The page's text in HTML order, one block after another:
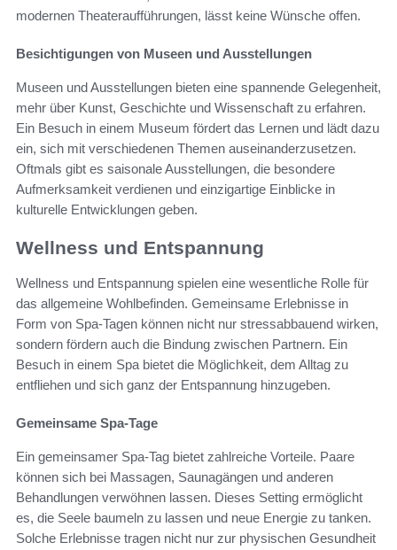
modernen Theateraufführungen, lässt keine Wünsche offen.
Besichtigungen von Museen und Ausstellungen
Museen und Ausstellungen bieten eine spannende Gelegenheit,
mehr über Kunst, Geschichte und Wissenschaft zu erfahren.
Ein Besuch in einem Museum fördert das Lernen und lädt dazu
ein, sich mit verschiedenen Themen auseinanderzusetzen.
Oftmals gibt es saisonale Ausstellungen, die besondere
Aufmerksamkeit verdienen und einzigartige Einblicke in
kulturelle Entwicklungen geben.
Wellness und Entspannung
Wellness und Entspannung spielen eine wesentliche Rolle für
das allgemeine Wohlbefinden. Gemeinsame Erlebnisse in
Form von Spa-Tagen können nicht nur stressabbauend wirken,
sondern fördern auch die Bindung zwischen Partnern. Ein
Besuch in einem Spa bietet die Möglichkeit, dem Alltag zu
entfliehen und sich ganz der Entspannung hinzugeben.
Gemeinsame Spa-Tage
Ein gemeinsamer Spa-Tag bietet zahlreiche Vorteile. Paare
können sich bei Massagen, Saunagängen und anderen
Behandlungen verwöhnen lassen. Dieses Setting ermöglicht
es, die Seele baumeln zu lassen und neue Energie zu tanken.
Solche Erlebnisse tragen nicht nur zur physischen Gesundheit